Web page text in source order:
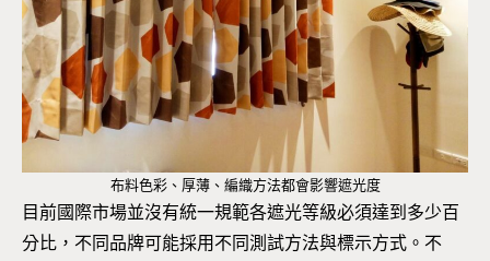
布料色彩、厚薄、編織方法都會影響遮光度
目前國際市場並沒有統一規範各遮光等級必須達到多少百
分比，不同品牌可能採用不同測試方法與標示方式。不